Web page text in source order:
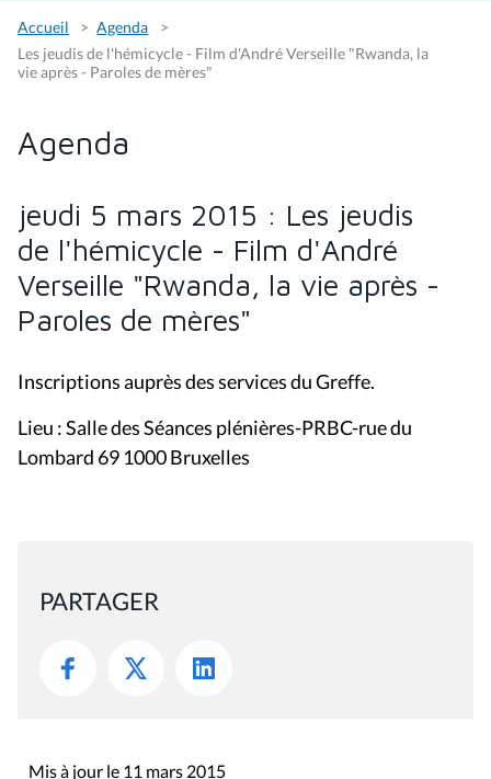
Accueil
Agenda
Les jeudis de l'hémicycle - Film d'André Verseille "Rwanda, la
vie après - Paroles de mères"
Agenda
jeudi 5 mars 2015 : Les jeudis
de l'hémicycle - Film d'André
Verseille "Rwanda, la vie après -
Paroles de mères"
Inscriptions auprès des services du Greffe.
Lieu : Salle des Séances plénières-PRBC-rue du
Lombard 69 1000 Bruxelles
PARTAGER
Mis à jour le 11 mars 2015